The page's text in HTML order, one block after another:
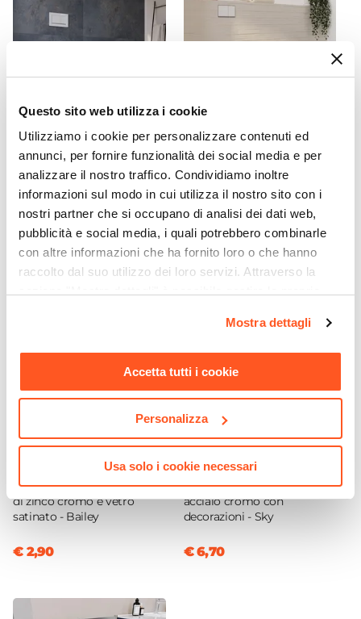
Questo sito web utilizza i cookie
Utilizziamo i cookie per personalizzare contenuti ed
annunci, per fornire funzionalità dei social media e per
analizzare il nostro traffico. Condividiamo inoltre
informazioni sul modo in cui utilizza il nostro sito con i
nostri partner che si occupano di analisi dei dati web,
pubblicità e social media, i quali potrebbero combinarle
con altre informazioni che ha fornito loro o che hanno
raccolto dal suo utilizzo dei loro servizi. Attraverso la
momento. Per maggiori informazioni si invita a leggere la
Mostra dettagli
Accetta tutti i cookie
Personalizza
Usa solo i cookie necessari
Finitura
Posizione Attacchi
Laterale
Reversibile
No
Potenza Termica ΔT 30°
309 W
Potenza Termica ΔT 50°
587 W
Non incluso
Kit Fissaggio A Muro
Incluso
Kit Installazione Elettrica
Non incluso
CODICE:LOVFILO
Coppia di sanitari filomuro a
risparmio idrico con sedile
softclose - Love
€ 196,99
CODICE:NILEF
Sanitari filomuro in
ceramica con copriwc Soft-
Close - Nile
€ 227,49
Portasapone a muro in lega
di zinco cromo e vetro
satinato - Bailey
€ 2,90
CODICE:SY-PSA
Portascopino d'appoggio in
acciaio cromo con
decorazioni - Sky
€ 6,70